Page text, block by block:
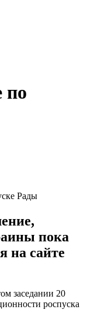
по
Рады
пока
на сайте
заседании 20
роспуска